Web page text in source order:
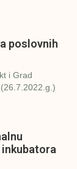
poslovnih
i Grad